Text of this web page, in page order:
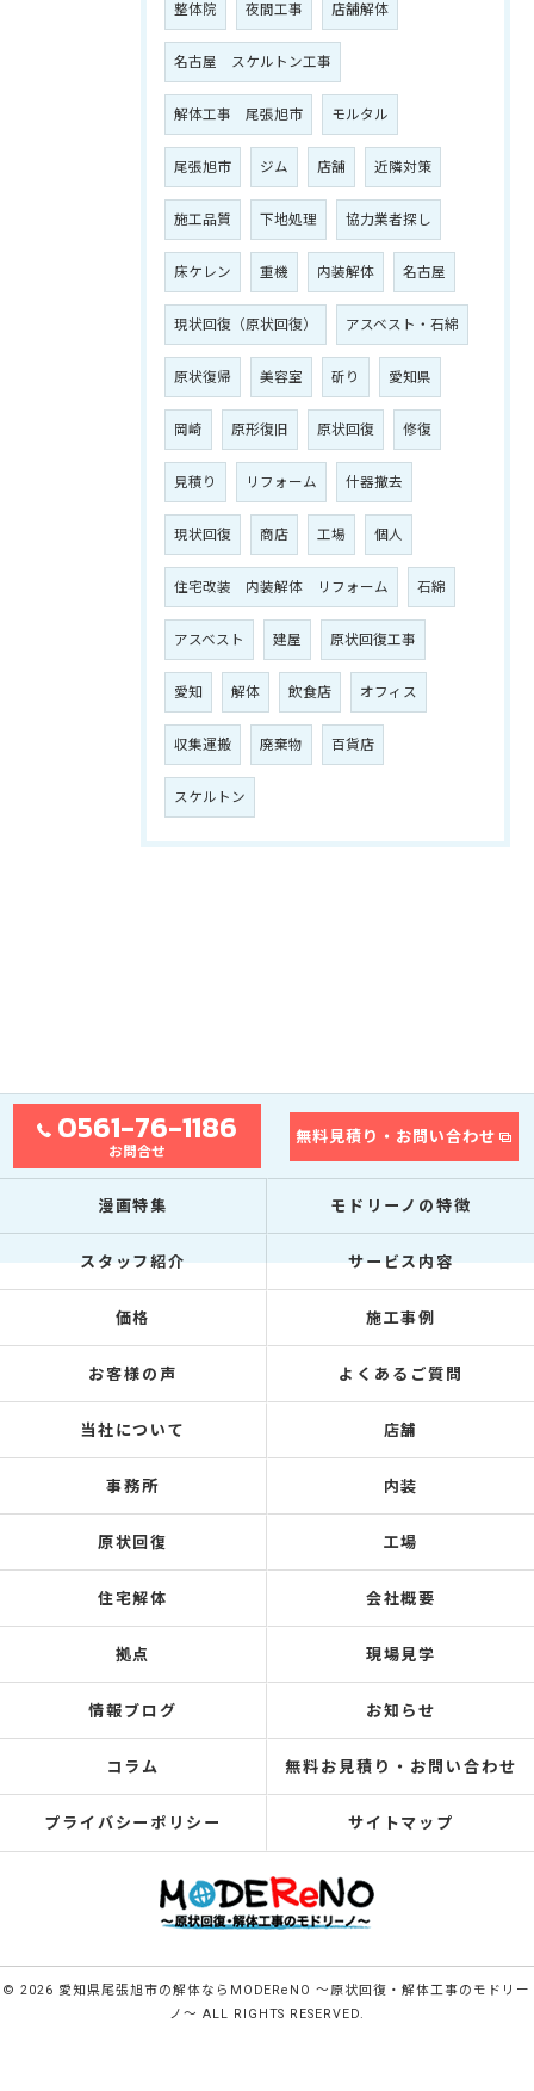
整体院 夜間工事 店舗解体
名古屋 スケルトン工事
解体工事 尾張旭市 モルタル
尾張旭市 ジム 店舗 近隣対策
施工品質 下地処理 協力業者探し
床ケレン 重機 内装解体 名古屋
現状回復（原状回復） アスベスト・石綿
原状復帰 美容室 斫り 愛知県
岡崎 原形復旧 原状回復 修復
見積り リフォーム 什器撤去
現状回復 商店 工場 個人
住宅改装 内装解体 リフォーム 石綿
アスベスト 建屋 原状回復工事
愛知 解体 飲食店 オフィス
収集運搬 廃棄物 百貨店
スケルトン
0561-76-1186
お問合せ
無料見積り・お問い合わせ
漫画特集 モドリーノの特徴
スタッフ紹介 サービス内容
価格 施工事例
お客様の声 よくあるご質問
当社について 店舗
事務所 内装
原状回復 工場
住宅解体 会社概要
拠点 現場見学
情報ブログ お知らせ
コラム 無料お見積り・お問い合わせ
プライバシーポリシー サイトマップ
© 2026 愛知県尾張旭市の解体ならMODEReNO ～原状回復・解体工事のモドリー
ノ～ ALL RIGHTS RESERVED.